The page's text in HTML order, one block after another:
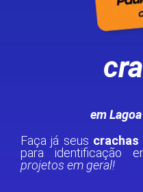
em
Faça já seus crachas
para identificação
projetos em geral!